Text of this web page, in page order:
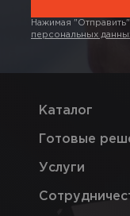
Нажимая
персональных
Каталог
Готовые
Услуги